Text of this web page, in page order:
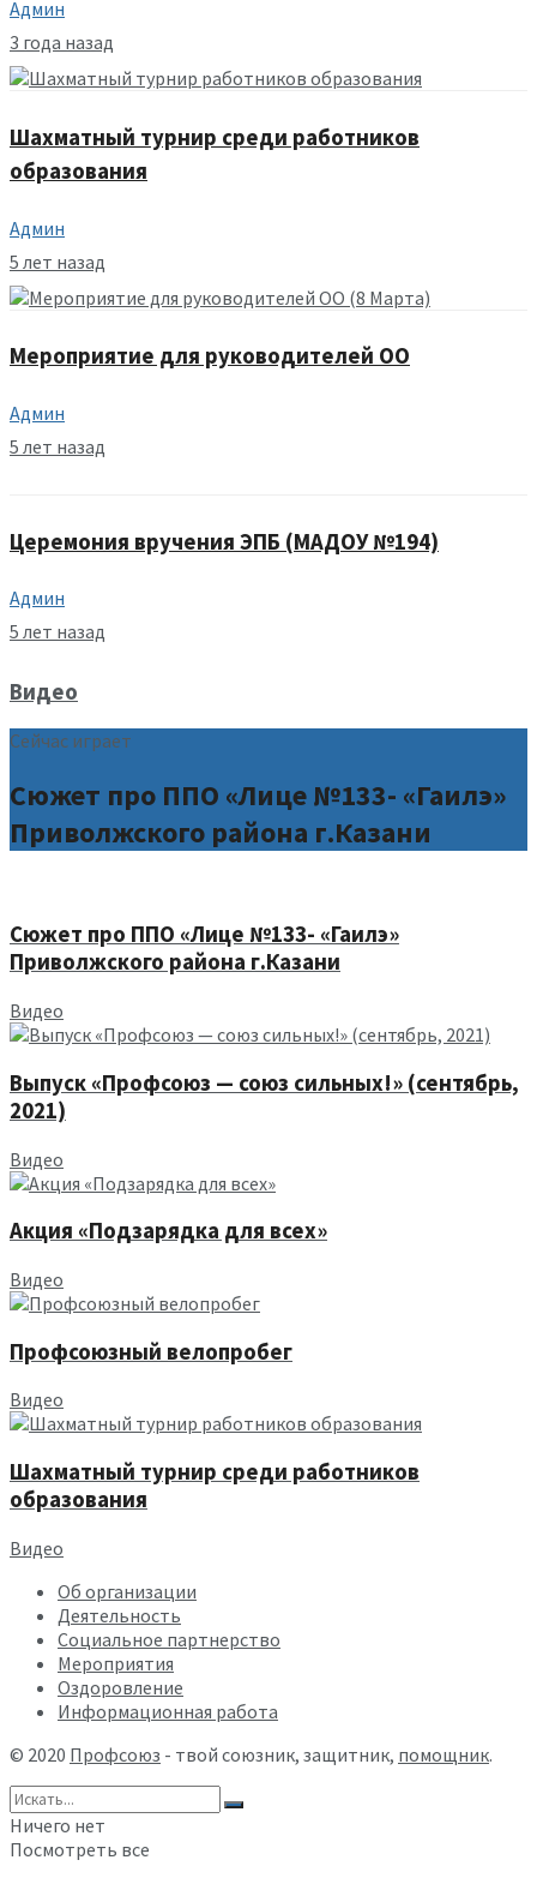
Админ
3 года назад
Шахматный турнир среди работников
образования
Админ
5 лет назад
Мероприятие для руководителей ОО
Админ
5 лет назад
Церемония вручения ЭПБ (МАДОУ №194)
Админ
5 лет назад
Видео
Сейчас играет
Сюжет про ППО «Лице №133- «Гаилэ»
Приволжского района г.Казани
Сюжет про ППО «Лице №133- «Гаилэ»
Приволжского района г.Казани
Видео
Выпуск «Профсоюз — союз сильных!» (сентябрь,
2021)
Видео
Акция «Подзарядка для всех»
Видео
Профсоюзный велопробег
Видео
Шахматный турнир среди работников
образования
Видео
Об организации
Деятельность
Социальное партнерство
Мероприятия
Оздоровление
Информационная работа
© 2020 Профсоюз - твой союзник, защитник, помощник.
Ничего нет
Посмотреть все